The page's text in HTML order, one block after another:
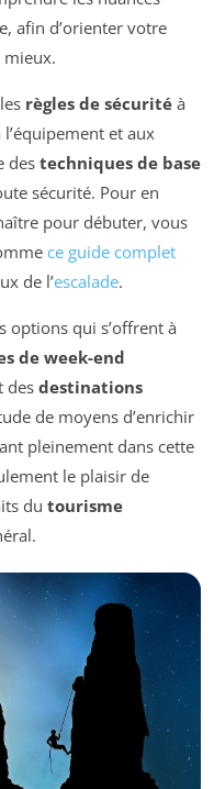
afin d’orienter votre
règles de sécurité à
et aux
des techniques de base
sécurité. Pour en
pour débuter, vous
ce guide complet
de l’escalade.
options qui s’offrent à
de week-end
des destinations
de moyens d’enrichir
pleinement dans cette
le plaisir de
du tourisme